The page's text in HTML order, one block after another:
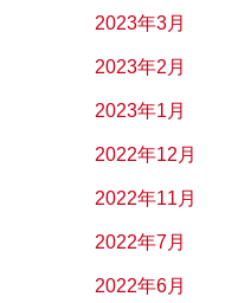
2023年3月
2023年2月
2023年1月
2022年12月
2022年11月
2022年7月
2022年6月